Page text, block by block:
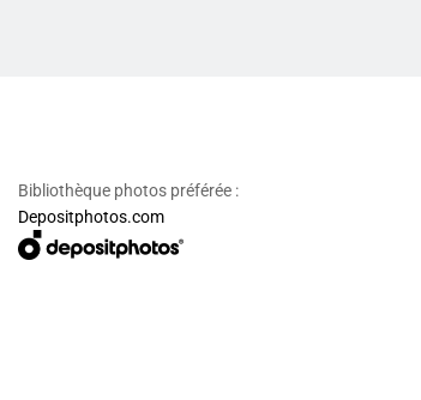
Bibliothèque photos préférée :
Depositphotos.com